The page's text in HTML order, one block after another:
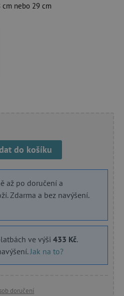
cm nebo 29 cm
do košíku
až po doručení a
Zdarma a bez navýšení.
ve výši 433 Kč.
Jak na to?
doručení